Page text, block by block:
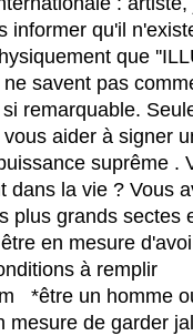
informer qu'il
que
savent pas
remarquable.
aider à signer
suprême .
dans la vie ? Vous
plus grands sectes
en mesure
à remplir
*être un homme
mesure de garder